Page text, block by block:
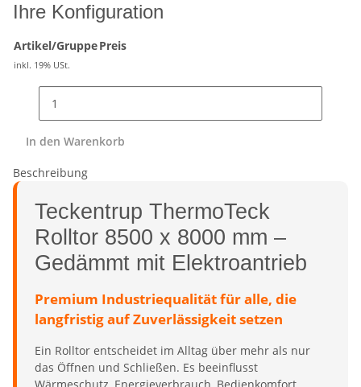
Ihre Konfiguration
Artikel/GruppePreis
inkl. 19% USt.
In den Warenkorb
Beschreibung
Teckentrup ThermoTeck
Rolltor 8500 x 8000 mm –
Gedämmt mit Elektroantrieb
Premium Industriequalität für alle, die
langfristig auf Zuverlässigkeit setzen
Ein Rolltor entscheidet im Alltag über mehr als nur
das Öffnen und Schließen. Es beeinflusst